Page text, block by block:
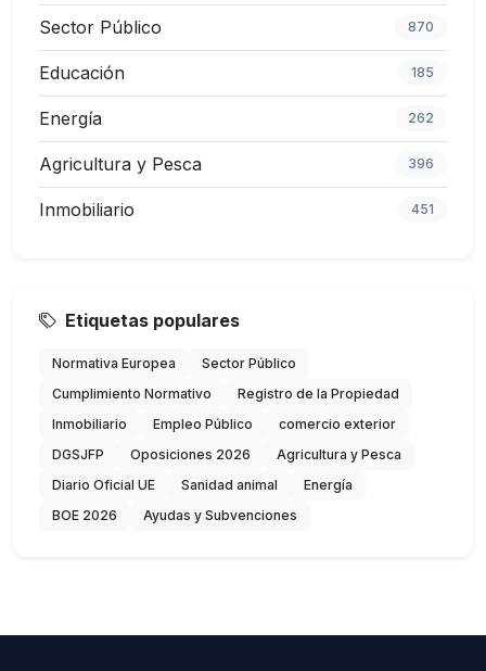
Sector Público 870
Educación 185
Energía 262
Agricultura y Pesca 396
Inmobiliario 451
Etiquetas populares
Normativa Europea
Sector Público
Cumplimiento Normativo
Registro de la Propiedad
Inmobiliario
Empleo Público
comercio exterior
DGSJFP
Oposiciones 2026
Agricultura y Pesca
Diario Oficial UE
Sanidad animal
Energía
BOE 2026
Ayudas y Subvenciones